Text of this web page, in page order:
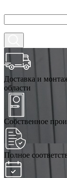
Доставка и
области
Собственное
Полное